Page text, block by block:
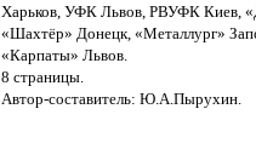
Харьков, УФК Львов, РВУФК Киев,
«Шахтёр» Донецк, «Металлург»
«Карпаты» Львов.
8 страницы.
Автор-составитель: Ю.А.Пырухин.